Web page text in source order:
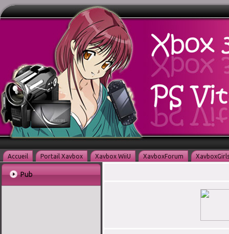
Accueil Portail Xavbox Xavbox WiiU XavboxForum XavboxGirls
Pub